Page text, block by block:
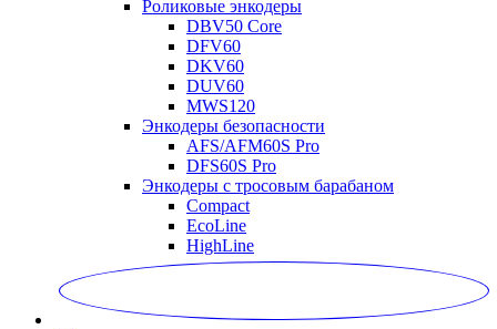
Роликовые энкодеры
DBV50 Core
DFV60
DKV60
DUV60
MWS120
Энкодеры безопасности
AFS/AFM60S Pro
DFS60S Pro
Энкодеры с тросовым барабаном
Compact
EcoLine
HighLine